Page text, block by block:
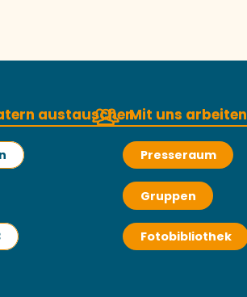
austauschenMit uns arbeiten
Presseraum
Gruppen
Fotobibliothek